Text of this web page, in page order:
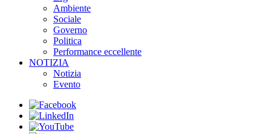
Ambiente
Sociale
Governo
Politica
Performance eccellente
NOTIZIA
Notizia
Evento